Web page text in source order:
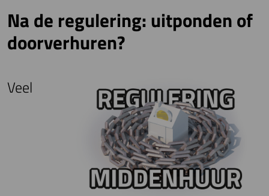
Na de regulering: uitponden of
doorverhuren?
Veel